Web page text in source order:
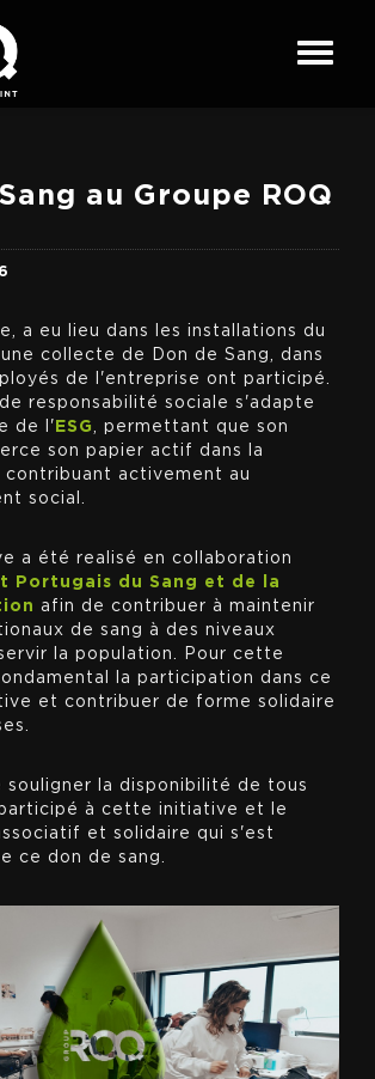
au Groupe ROQ
a eu lieu dans les installations du
collecte de Don de Sang, dans
de l'entreprise ont participé.
responsabilité sociale s'adapte
de l' ESG, permettant que son
son papier actif dans la
contribuant activement au
social.
a été realisé en collaboration
Portugais du Sang et de la
afin de contribuer à maintenir
de sang à des niveaux
la population. Pour cette
la participation dans ce
et contribuer de forme solidaire
souligner la disponibilité de tous
à cette initiative et le
et solidaire qui s'est
ce don de sang.